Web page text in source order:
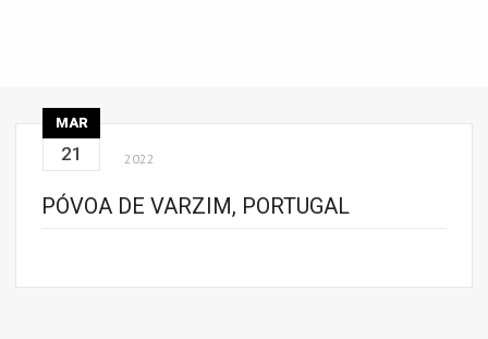
MAR
21 2022
PÓVOA DE VARZIM, PORTUGAL